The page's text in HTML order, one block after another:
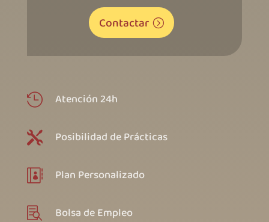
Contactar
 Atención 24h
 Posibilidad de Prácticas
 Plan Personalizado
 Bolsa de Empleo